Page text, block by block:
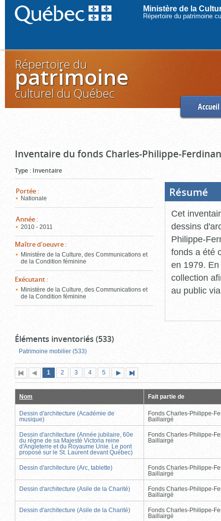
Ministère de la
Répertoire du patrimoine
Répertoire du
patrimoine
culturel du Québec
Accueil
Inventaire du fonds Charles-Philippe-
Type : Inventaire
Portée :
Nationale
Année :
2010 - 2011
Maître d'oeuvre :
Ministère de la Culture, des Communications et
de la Condition féminine
Exécutant :
Ministère de la Culture, des Communications et
de la Condition féminine
Résumé
Cet
dessins
Philippe-
fonds a été
en 1979.
collection
au public
Éléments inventoriés (533)
Patrimoine mobilier (533)
Première
page
Page
précédente
Page
1 (page
actuelle)
Page
2 Page
3 Page
4 Page
5
suivante
page
Nom Fait partie de
Dessin d'architecture (Académie de
musique)
Fonds Charles-Philippe-
Baillairgé
Dessin d'architecture (Année jubilaire, 60e
du règne de sa Majesté Victoria reine
d'Angleterre et du Royaume Unie. Le pont
proposé sur le St. Laurent devant Québec)
Fonds Charles-Philippe-
Baillairgé
Dessin d'architecture (Arc, tablette)
Fonds Charles-Philippe-
Baillairgé
Dessin d'architecture (Asile de la Charité)
Fonds Charles-Philippe-
Baillairgé
Dessin d'architecture (Asile de la Charité)
Fonds Charles-Philippe-
Baillairgé